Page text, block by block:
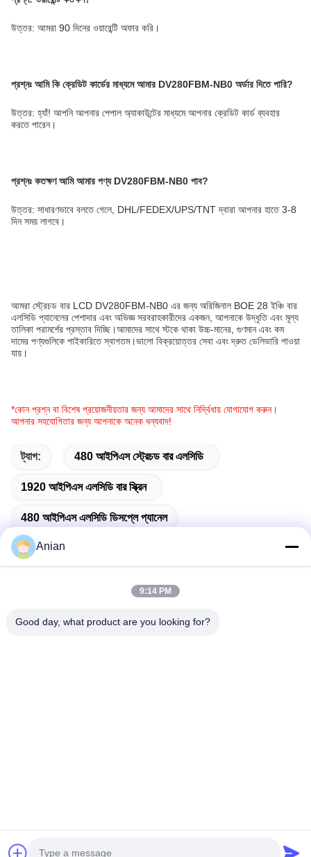
উত্তর: আমরা 90 দিনের ওয়ারেন্টি অফার করি।
প্রশ্নঃ আমি কি ক্রেডিট কার্ডের মাধ্যমে আমার DV280FBM-NB0 অর্ডার দিতে পারি?
উত্তর: হ্যাঁ! আপনি আপনার পেপাল অ্যাকাউন্টের মাধ্যমে আপনার ক্রেডিট কার্ড ব্যবহার
করতে পারেন।
প্রশ্নঃ কতক্ষণ আমি আমার পণ্য DV280FBM-NB0 পাব?
উত্তর: সাধারণভাবে বলতে গেলে, DHL/FEDEX/UPS/TNT দ্বারা আপনার হাতে 3-8
দিন সময় লাগবে।
আমরা স্ট্রেচড বার LCD DV280FBM-NB0 এর জন্য অরিজিনাল BOE 28 ইঞ্চি বার
এলসিডি প্যানেলের পেশাদার এবং অভিজ্ঞ সরবরাহকারীদের একজন, আপনাকে উদ্ধৃতি এবং মূল্য
তালিকা পরামর্শের প্রস্তাব দিচ্ছি।আমাদের সাথে স্টকে থাকা উচ্চ-মানের, গুণমান এবং কম
দামের পণ্যগুলিকে পাইকারিতে স্বাগতম।ভালো বিক্রয়োত্তর সেবা এবং দ্রুত ডেলিভারি পাওয়া
যায়।
*কোন প্রশ্ন বা বিশেষ প্রয়োজনীয়তার জন্য আমাদের সাথে নির্দ্বিধায় যোগাযোগ করুন।
আপনার সহযোগিতার জন্য আপনাকে অনেক ধন্যবাদ!
ট্যাগ: 480 আইপিএস স্ট্রেচড বার এলসিডি
1920 আইপিএস এলসিডি বার স্ক্রিন
480 আইপিএস এলসিডি ডিসপ্লে প্যানেল
Anian
9:14 PM
Good day, what product are you looking for?